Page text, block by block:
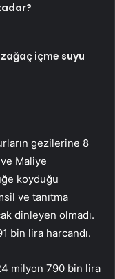
içme suyu
gezilerine 8
Maliye
koyduğu
ve tanıtma
dinleyen olmadı.
bin lira harcandı.
milyon 790 bin lira